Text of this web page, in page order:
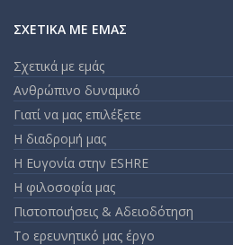
ΣΧΕΤΙΚΆ ΜΕ ΕΜΆΣ
Σχετικά με εμάς
Ανθρώπινο δυναμικό
Γιατί να μας επιλέξετε
Η διαδρομή μας
Η Ευγονία στην ESHRE
Η φιλοσοφία μας
Πιστοποιήσεις & Αδειοδότηση
Το ερευνητικό μας έργο